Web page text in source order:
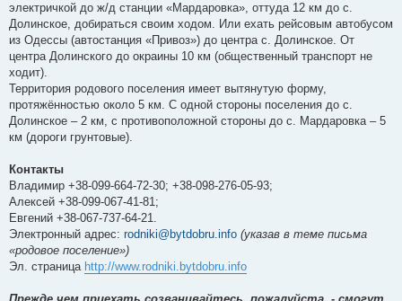
электричкой до ж/д станции «Мардаровка», оттуда 12 км до с.
Долинское, добираться своим ходом. Или ехать рейсовым автобусом
из Одессы (автостанция «Привоз») до центра с. Долинское. От
центра Долинского до окраины 10 км (общественный транспорт не
ходит).
Территория родового поселения имеет вытянутую форму,
протяжённостью около 5 км. С одной стороны поселения до с.
Долинское – 2 км, с противоположной стороны до с. Мардаровка – 5
км (дороги грунтовые).
Контакты
Владимир +38-099-664-72-30; +38-098-276-05-93;
Алексей +38-099-067-41-81;
Евгений +38-067-737-64-21.
Электронный адрес: rodniki@bytdobru.info (указав в теме письма
«родовое поселение»)
Эл. страница http://www.rodniki.bytdobru.info